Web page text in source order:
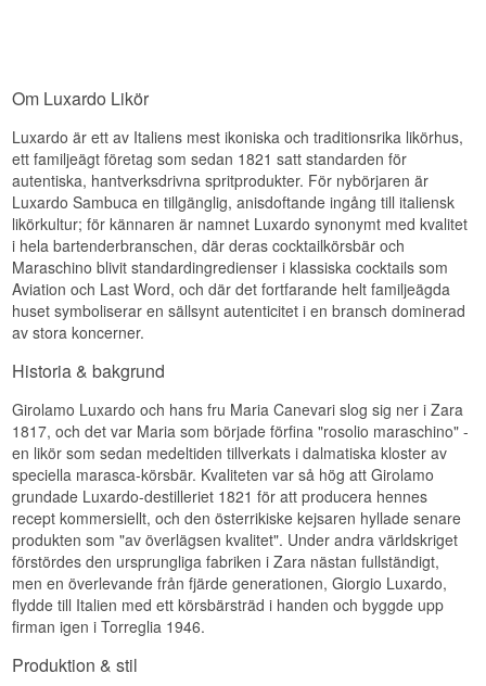
Om Luxardo Likör
Luxardo är ett av Italiens mest ikoniska och traditionsrika likörhus,
ett familjeägt företag som sedan 1821 satt standarden för
autentiska, hantverksdrivna spritprodukter. För nybörjaren är
Luxardo Sambuca en tillgänglig, anisdoftande ingång till italiensk
likörkultur; för kännaren är namnet Luxardo synonymt med kvalitet
i hela bartenderbranschen, där deras cocktailkörsbär och
Maraschino blivit standardingredienser i klassiska cocktails som
Aviation och Last Word, och där det fortfarande helt familjeägda
huset symboliserar en sällsynt autenticitet i en bransch dominerad
av stora koncerner.
Historia & bakgrund
Girolamo Luxardo och hans fru Maria Canevari slog sig ner i Zara
1817, och det var Maria som började förfina "rosolio maraschino" -
en likör som sedan medeltiden tillverkats i dalmatiska kloster av
speciella marasca-körsbär. Kvaliteten var så hög att Girolamo
grundade Luxardo-destilleriet 1821 för att producera hennes
recept kommersiellt, och den österrikiske kejsaren hyllade senare
produkten som "av överlägsen kvalitet". Under andra världskriget
förstördes den ursprungliga fabriken i Zara nästan fullständigt,
men en överlevande från fjärde generationen, Giorgio Luxardo,
flydde till Italien med ett körsbärsträd i handen och byggde upp
firman igen i Torreglia 1946.
Produktion & stil